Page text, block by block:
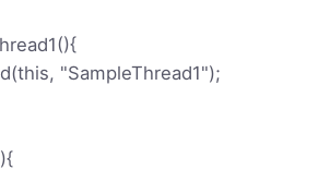
"SampleThread1");